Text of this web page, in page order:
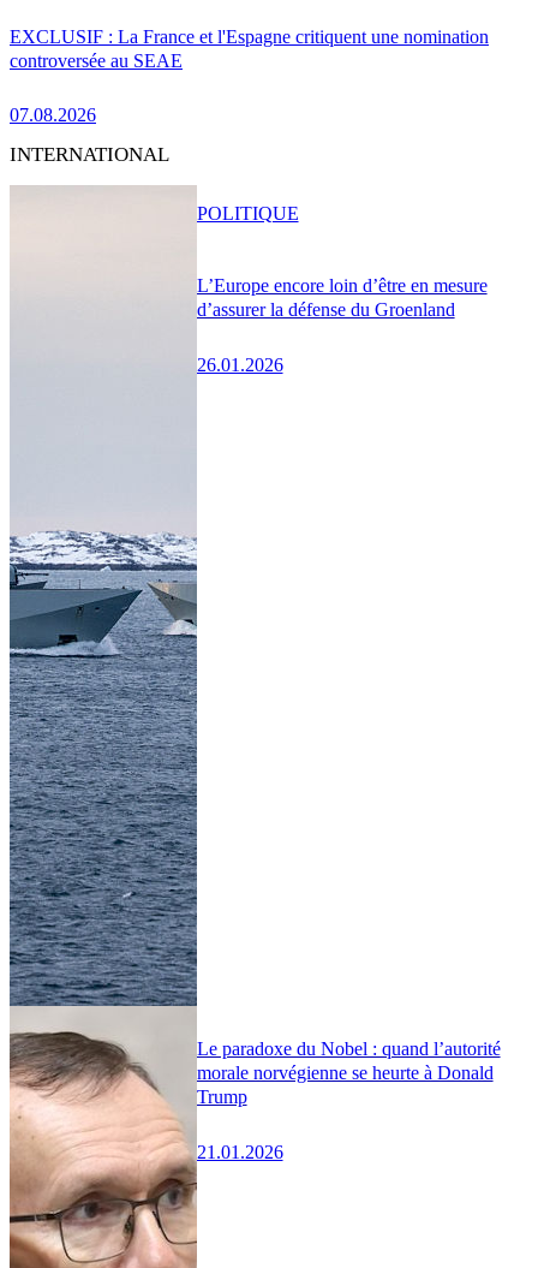
EXCLUSIF : La France et l'Espagne critiquent une nomination
controversée au SEAE
07.08.2026
INTERNATIONAL
L’Europe encore loin d’être en mesure
d’assurer la défense du Groenland
26.01.2026
POLITIQUE
Le paradoxe du Nobel : quand l’autorité
morale norvégienne se heurte à Donald
Trump
21.01.2026